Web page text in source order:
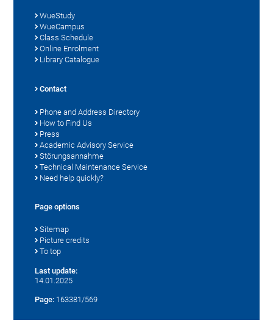
WueStudy
WueCampus
Class Schedule
Online Enrolment
Library Catalogue
Contact
Phone and Address Directory
How to Find Us
Press
Academic Advisory Service
Störungsannahme
Technical Maintenance Service
Need help quickly?
Page options
Sitemap
Picture credits
To top
Last update:
14.01.2025
Page: 163381/569